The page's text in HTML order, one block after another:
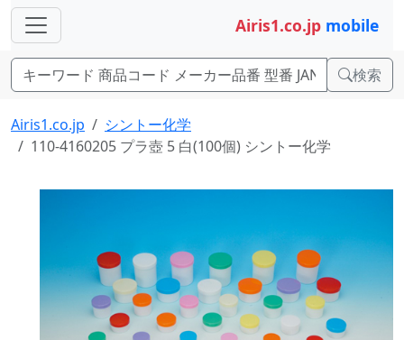
Airis1.co.jp mobile
検索
Airis1.co.jp
シントー化学
110-4160205 プラ壺 5 白(100個) シントー化学